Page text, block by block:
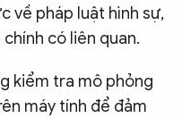
về pháp luật hình sự,
có liên quan.
kiểm tra mô phỏng
máy tính để đảm